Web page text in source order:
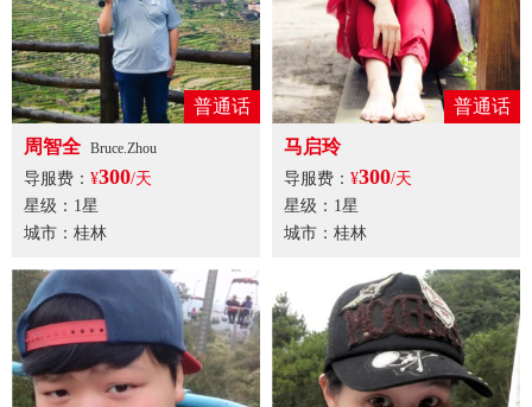
普通话
周智全 Bruce.Zhou
导服费： ¥300/天
星级：1星
城市：桂林
普通话
马启玲
导服费： ¥300/天
星级：1星
城市：桂林